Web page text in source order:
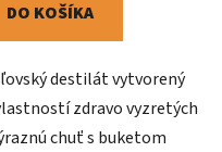
DO KOŠÍKA
destilát vytvorený
zdravo vyzretých
chuť s buketom